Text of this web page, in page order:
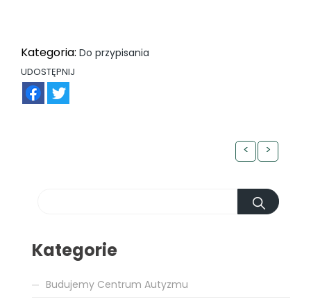
Kategoria: Do przypisania
UDOSTĘPNIJ
< >
Kategorie
Budujemy Centrum Autyzmu